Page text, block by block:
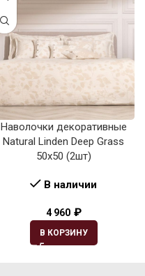
Наволочки декоративные
Natural Linden Deep Grass
50х50 (2шт)
В наличии
4 960 ₽
В КОРЗИНУ